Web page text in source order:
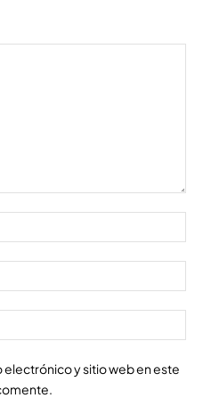
y sitio web en este